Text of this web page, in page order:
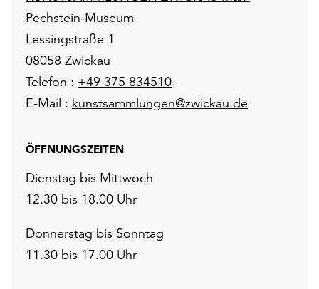
Pechstein-Museum
Lessingstraße 1
08058 Zwickau
Telefon : +49 375 834510
E-Mail : kunstsammlungen@zwickau.de
ÖFFNUNGSZEITEN
Dienstag bis Mittwoch
12.30 bis 18.00 Uhr
Donnerstag bis Sonntag
11.30 bis 17.00 Uhr